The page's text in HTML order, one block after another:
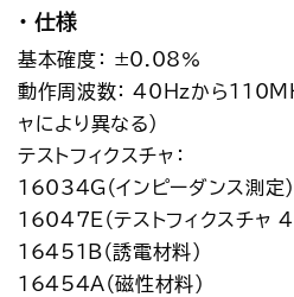
仕様
基本確度： ±0.08%
動作周波数： 40Hzから
ャにより異なる）
テストフィクスチャ：
16034G（インピーダンス測定）
16047E（テストフィクスチャ
16451B（誘電材料）
16454A（磁性材料）